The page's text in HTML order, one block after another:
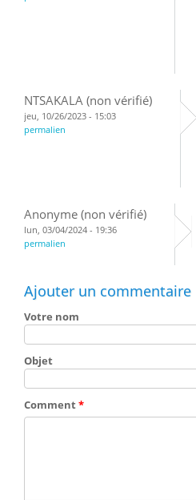
NTSAKALA (non vérifié)
jeu, 10/26/2023 - 15:03
permalien
Anonyme (non vérifié)
lun, 03/04/2024 - 19:36
permalien
Ajouter un commentaire
Votre nom
Objet
Comment*